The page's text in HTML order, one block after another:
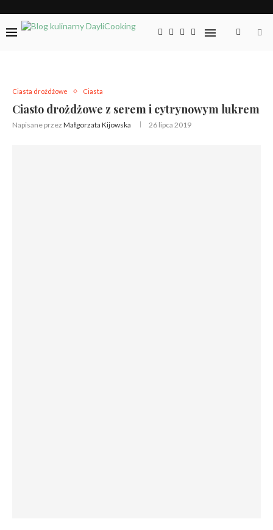
Ciasta drożdżowe Ciasta
Ciasto drożdżowe z serem i cytrynowym lukrem
Napisane przez Małgorzata Kijowska 26 lipca 2019